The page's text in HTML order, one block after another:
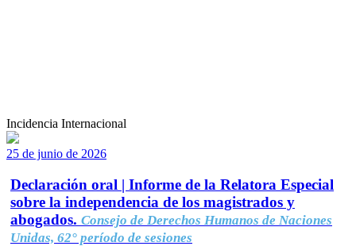
Incidencia Internacional
25 de junio de 2026
Declaración oral | Informe de la Relatora Especial
sobre la independencia de los magistrados y
abogados. Consejo de Derechos Humanos de Naciones
Unidas, 62° período de sesiones